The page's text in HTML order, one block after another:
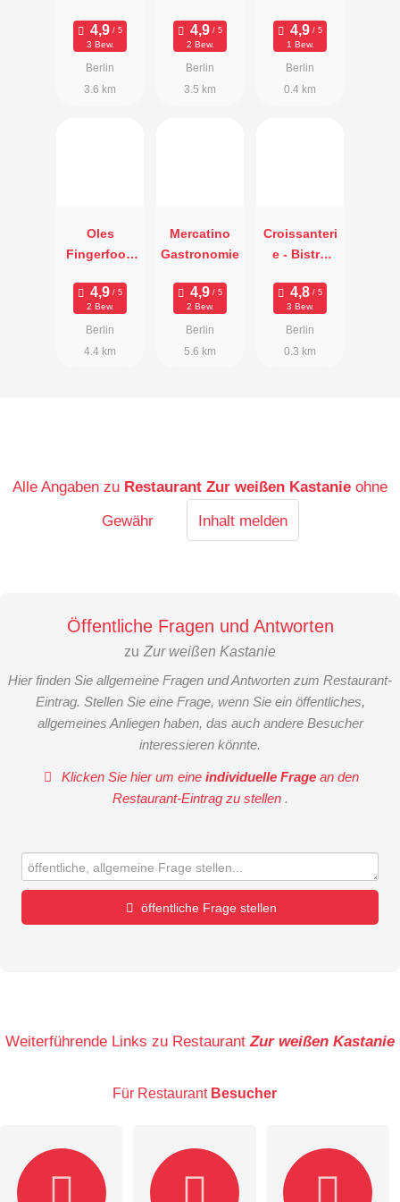
3 Bew.
Berlin
3.6 km
2 Bew.
Berlin
3.5 km
paradies
1 Bew.
Berlin
0.4 km
Oles
Fingerfood
2 Bew.
Berlin
4.4 km
Mercatino
Gastronomie
2 Bew.
Berlin
5.6 km
Croissanteri
e - Bistro
3 Bew.
Berlin
0.3 km
Alle Angaben zu Restaurant Zur weißen Kastanie ohne
Gewähr
Inhalt melden
Öffentliche Fragen und Antworten
zu Zur weißen Kastanie
Hier finden Sie allgemeine Fragen und Antworten zum Restaurant-
Eintrag. Stellen Sie eine Frage, wenn Sie ein öffentliches,
allgemeines Anliegen haben, das auch andere Besucher
interessieren könnte.
Klicken Sie hier um eineindividuelle Frage an den
Restaurant-Eintrag zu stellen .
öffentliche Frage stellen
E-Mail-Adresse (wird nicht veröffentlicht)
Weiterführende Links zu RestaurantZur weißen Kastanie
Für Restaurant Besucher